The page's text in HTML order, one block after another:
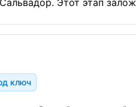
Этот этап
ключ